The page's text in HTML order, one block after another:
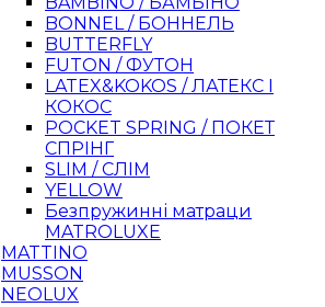
BONNEL / БОННЕЛЬ
BUTTERFLY
FUTON / ФУТОН
LATEX&KOKOS / ЛАТЕКС І
КОКОС
POCKET SPRING / ПОКЕТ
СПРІНГ
SLIM / СЛІМ
YELLOW
Безпружинні матраци
MATROLUXE
MATTINO
MUSSON
NEOLUX